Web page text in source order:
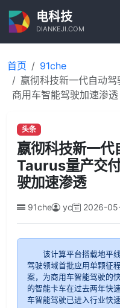
电科技
DIANKEJI.COM
首页
91che
嬴彻科技新一代自动
商用车智能驾驶加速渗透
头条
嬴彻科技新一代
Taurus量产交
驶加速渗透
91che yc 2026-
该计算平台搭载地平线
驾驶领域首批应用单颗征
案，为商用车智能驾驶的
的智能卡车在过去两年快
车智能驾驶已进入行业快速